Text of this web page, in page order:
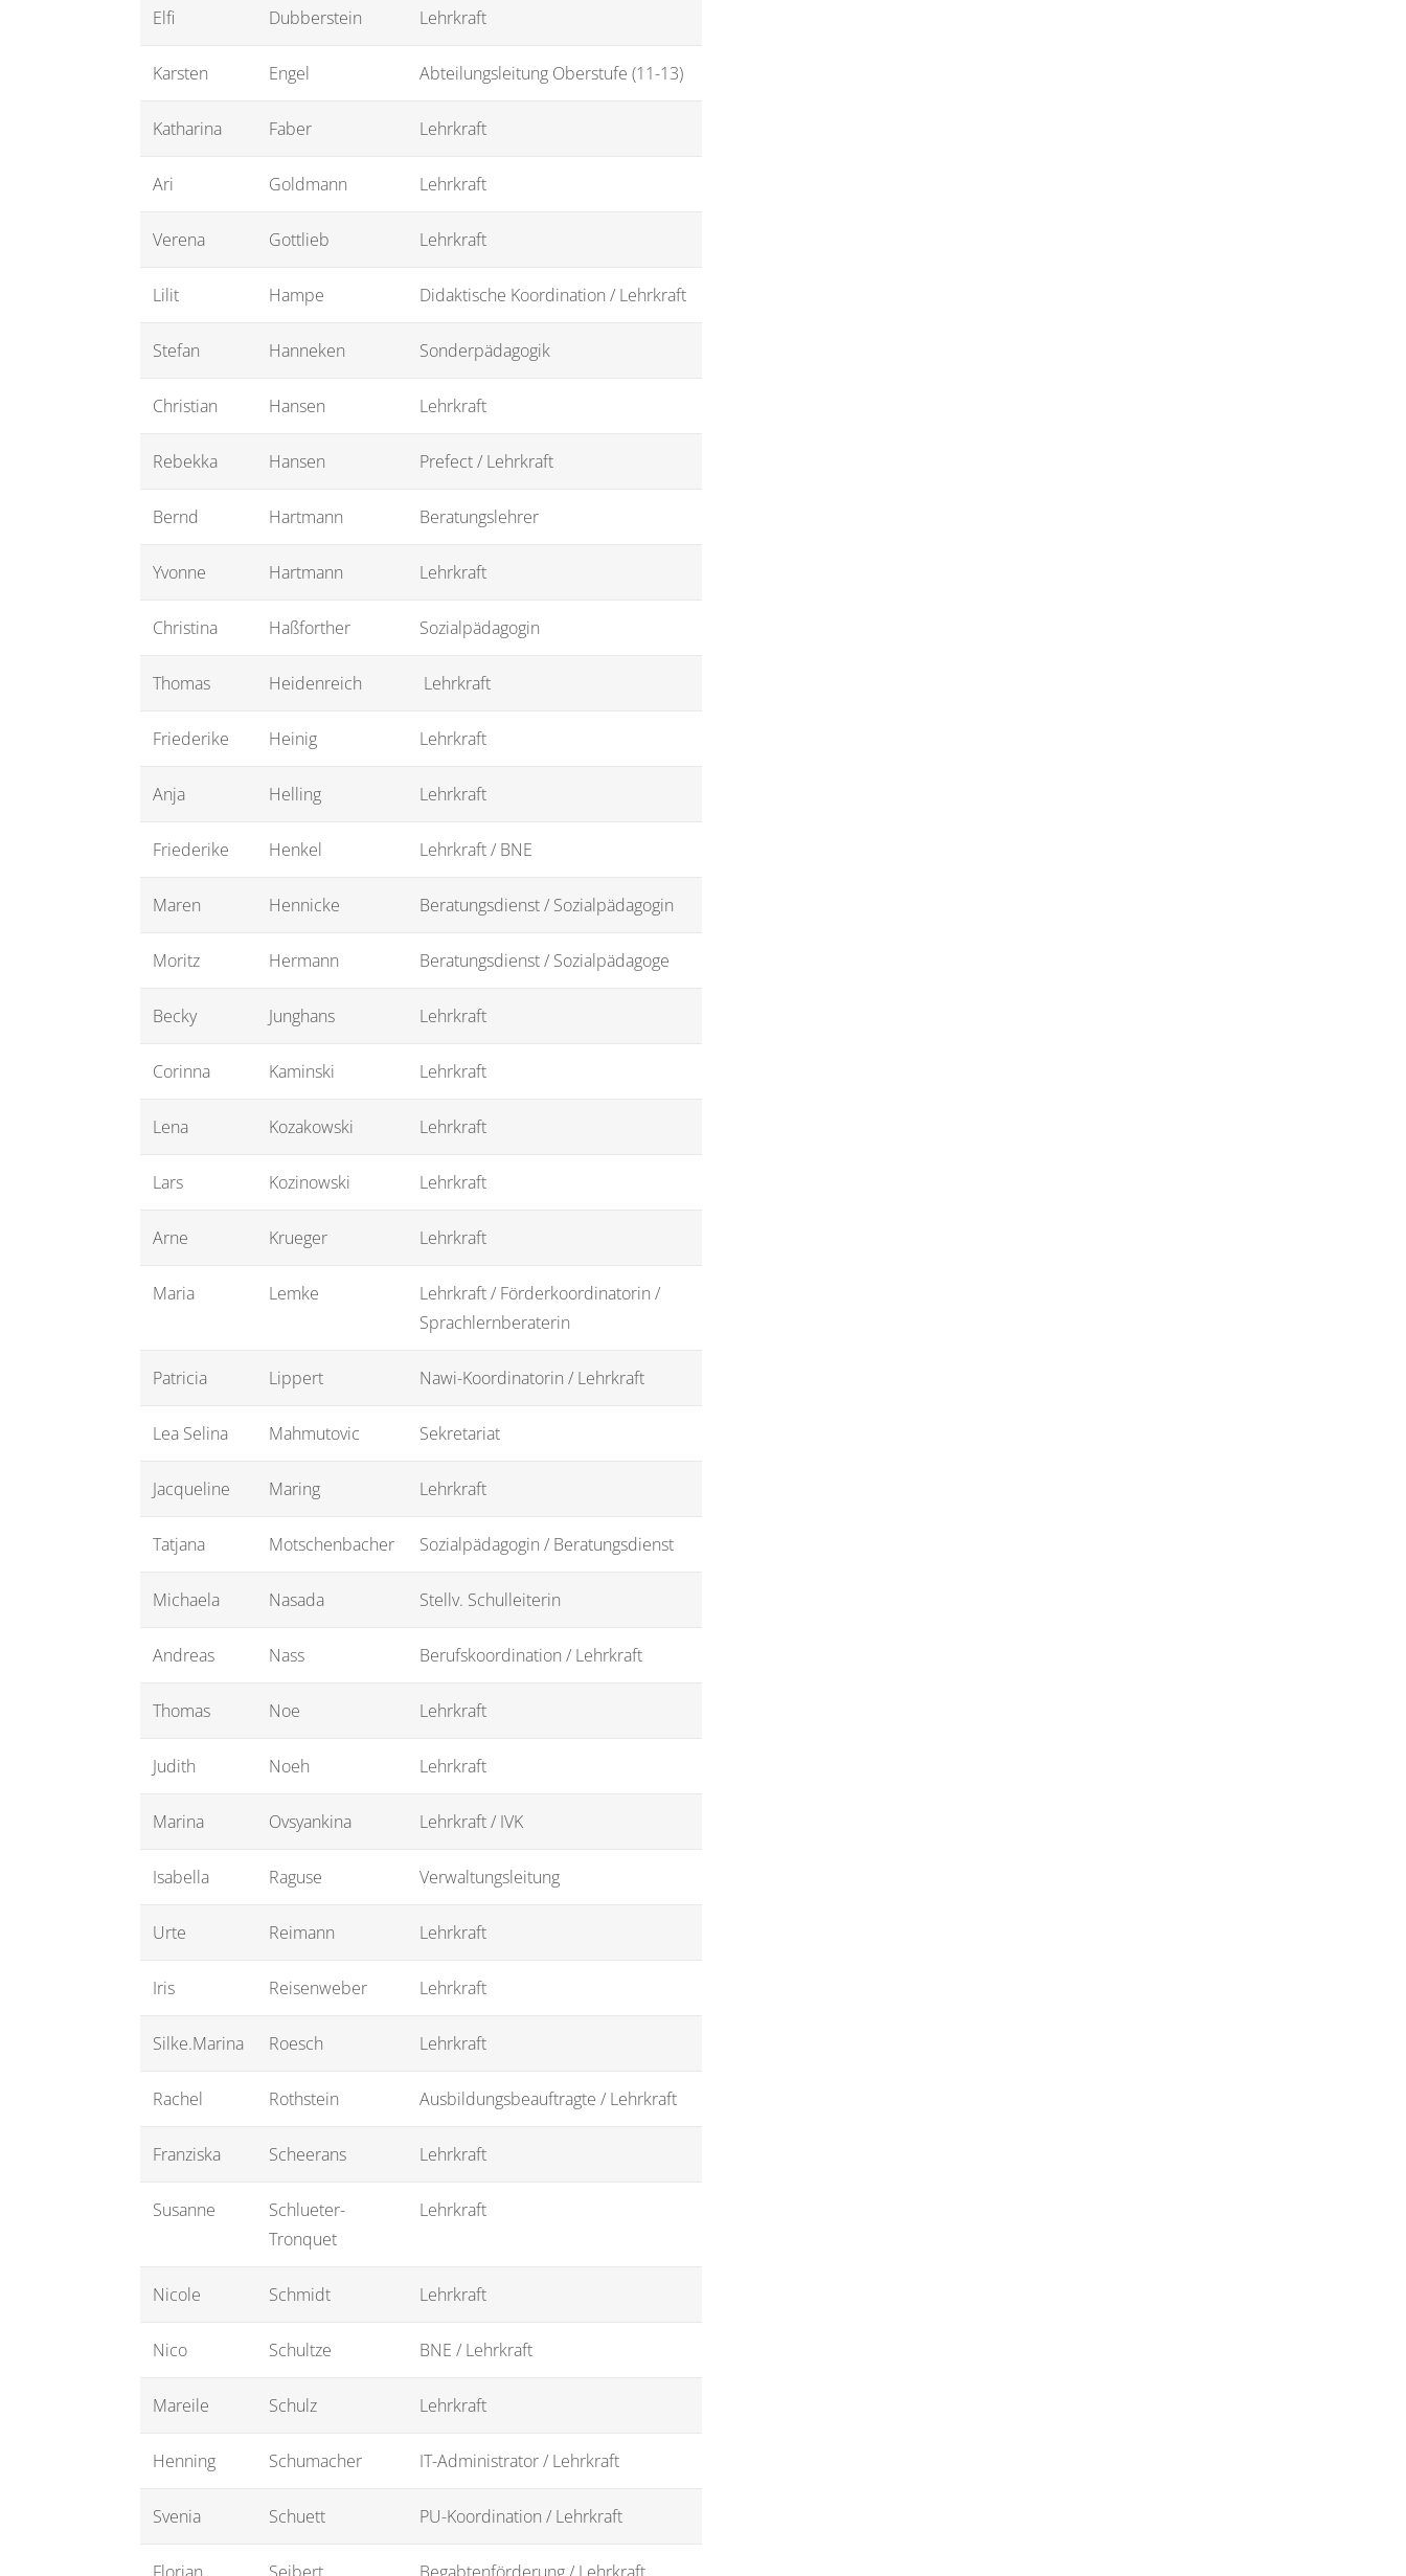
Elfi Dubberstein Lehrkraft
Karsten Engel Abteilungsleitung Oberstufe (11-13)
Katharina Faber Lehrkraft
Ari Goldmann Lehrkraft
Verena Gottlieb Lehrkraft
Lilit Hampe Didaktische Koordination / Lehrkraft
Stefan Hanneken Sonderpädagogik
Christian Hansen Lehrkraft
Rebekka Hansen Prefect / Lehrkraft
Bernd Hartmann Beratungslehrer
Yvonne Hartmann Lehrkraft
Christina Haßforther Sozialpädagogin
Thomas Heidenreich Lehrkraft
Friederike Heinig Lehrkraft
Anja Helling Lehrkraft
Friederike Henkel Lehrkraft / BNE
Maren Hennicke Beratungsdienst / Sozialpädagogin
Moritz Hermann Beratungsdienst / Sozialpädagoge
Becky Junghans Lehrkraft
Corinna Kaminski Lehrkraft
Lena Kozakowski Lehrkraft
Lars Kozinowski Lehrkraft
Arne Krueger Lehrkraft
Maria Lemke
Lehrkraft / Förderkoordinatorin /
Sprachlernberaterin
Patricia Lippert Nawi-Koordinatorin / Lehrkraft
Lea Selina Mahmutovic Sekretariat
Jacqueline Maring Lehrkraft
Tatjana Motschenbacher Sozialpädagogin / Beratungsdienst
Michaela Nasada Stellv. Schulleiterin
Andreas Nass Berufskoordination / Lehrkraft
Thomas Noe Lehrkraft
Judith Noeh Lehrkraft
Marina Ovsyankina Lehrkraft / IVK
Isabella Raguse Verwaltungsleitung
Urte Reimann Lehrkraft
Iris Reisenweber Lehrkraft
Silke.Marina Roesch Lehrkraft
Rachel Rothstein Ausbildungsbeauftragte / Lehrkraft
Franziska Scheerans Lehrkraft
Susanne
Schlueter-
Tronquet
Lehrkraft
Nicole Schmidt Lehrkraft
Nico Schultze BNE / Lehrkraft
Mareile Schulz Lehrkraft
Henning Schumacher IT-Administrator / Lehrkraft
Svenia Schuett PU-Koordination / Lehrkraft